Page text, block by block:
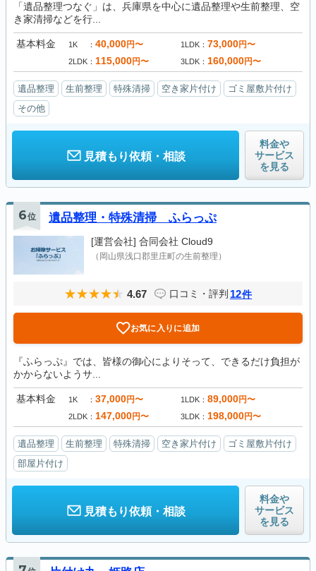
「遺品整理つなぐ」は、兵庫県を中心に遺品整理や生前整理、空
き家清掃などを行...
基本料金 1K 40,000円〜 1LDK 73,000円〜
2LDK 115,000円〜 3LDK 160,000円〜
遺品整理 生前整理 特殊清掃 空き家片付け
ゴミ屋敷片付け
その他
見積もり依頼・相談
料金や
サービス
を見る
6位 遺品整理・特殊清掃 ふらっぷ
[運営会社] 合同会社 Cloud9
（岡山県浅口郡里庄町の生前整理）
4.67 口コミ・評判 12件
お気に入りに追加
『ふらっぷ』では、皆様の御心によりそって、できるだけ負担が
かからないようサ...
基本料金 1K 37,000円〜 1LDK 89,000円〜
2LDK 147,000円〜 3LDK 198,000円〜
遺品整理 生前整理 特殊清掃 空き家片付け
ゴミ屋敷片付け
部屋片付け
見積もり依頼・相談
料金や
サービス
を見る